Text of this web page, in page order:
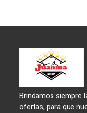
Brindamos siempre
ofertas, para que